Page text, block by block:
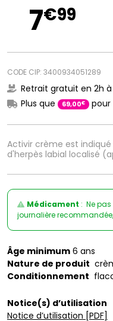
Activir crème est
d'herpès labial localisé
7€99
CODE CIP: 3400934051289
Retrait gratuit en 2h
Plus que
69,00€ pour
Médicament : Ne
journalière
Âge minimum 6 ans
Nature de produit
Conditionnement
Notice(s) d’utilisation
Notice d’utilisation [PDF]